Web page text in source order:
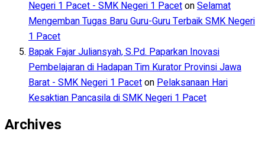
Negeri 1 Pacet - SMK Negeri 1 PacetonSelamat
Mengemban Tugas Baru Guru-Guru Terbaik SMK Negeri
1 Pacet
Bapak Fajar Juliansyah, S.Pd. Paparkan Inovasi
Pembelajaran di Hadapan Tim Kurator Provinsi Jawa
Barat - SMK Negeri 1 Paceton Pelaksanaan Hari
Kesaktian Pancasila di SMK Negeri 1 Pacet
Archives